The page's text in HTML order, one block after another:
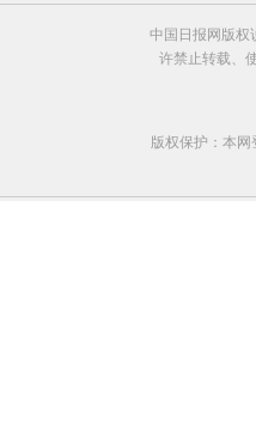
中国日报网版权
许禁止转载、
版权保护：本